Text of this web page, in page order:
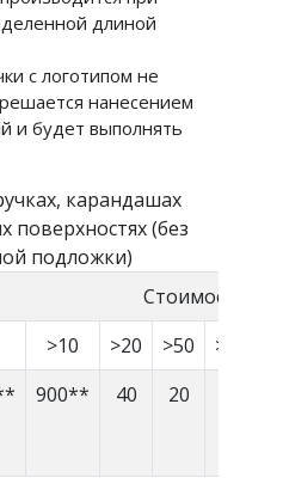
длиной
с логотипом не
нанесением
и будет выполнять
карандашах
поверхностях (без
подложки)
Стоимость
>10 >20 >50 >100
900** 40 20